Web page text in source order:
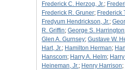
Frederick C. Herzog, Jr.;
Frederick R. Gruner; Frederick
Fredyum Hendrickson, Jr.;
R. Griffin; George S. Harrington
Glen A. Gurnsey; Gustave W.
Hart, Jr.; Hamilton Herman;
Hanscom; Harry A. Helm;
Heineman, Jr.; Henry Harrison;